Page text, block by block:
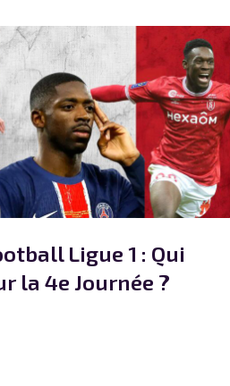
Ligue 1 : Qui
la 4e Journée ?